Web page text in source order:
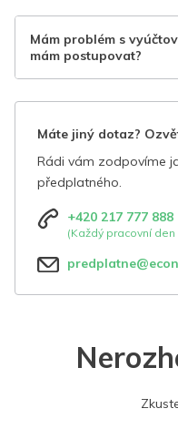
Mám problém s
mám postupovat?
Máte jiný dotaz?
Rádi vám zodpovíme
předplatného.
+420 217 777 888
(Každý pracovní den